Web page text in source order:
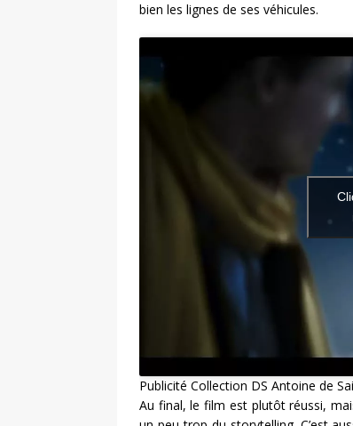
bien les lignes de ses véhicules.
Publicité Collection DS Antoine de
Au final, le film est plutôt réussi,